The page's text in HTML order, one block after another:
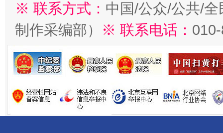
※ 联系方式： 中国/公众/公共/
制作采编部）
※ 联系电话：